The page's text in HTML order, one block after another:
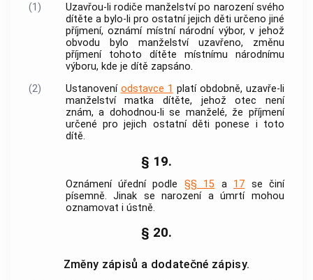
(1)
Uzavřou-li rodiče manželství po narození svého
dítěte a bylo-li pro ostatní jejich děti určeno jiné
příjmení, oznámí místní národní výbor, v jehož
obvodu bylo manželství uzavřeno, změnu
příjmení tohoto dítěte místnímu národnímu
výboru, kde je dítě zapsáno.
(2)
Ustanovení odstavce 1 platí obdobně, uzavře-li
manželství matka dítěte, jehož otec není
znám, a dohodnou-li se manželé, že příjmení
určené pro jejich ostatní děti ponese i toto
dítě.
§ 19.
Oznámení úřední podle §§ 15 a 17 se činí
písemně. Jinak se narození a úmrtí mohou
oznamovat i ústně.
§ 20.
Změny zápisů a dodatečné zápisy.